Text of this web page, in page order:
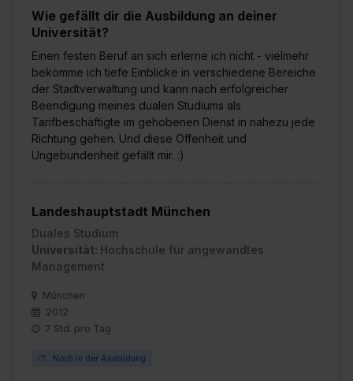
Wie gefällt dir die Ausbildung an deiner
Universität?
Einen festen Beruf an sich erlerne ich nicht - vielmehr
bekomme ich tiefe Einblicke in verschiedene Bereiche
der Stadtverwaltung und kann nach erfolgreicher
Beendigung meines dualen Studiums als
Tarifbeschäftigte im gehobenen Dienst in nahezu jede
Richtung gehen. Und diese Offenheit und
Ungebundenheit gefällt mir. :)
Landeshauptstadt München
Duales Studium
Universität: Hochschule für angewandtes
Management
München
2012
7 Std. pro Tag
Noch in der Ausbildung